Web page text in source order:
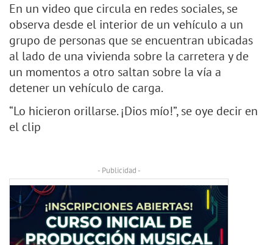
En un video que circula en redes sociales, se
observa desde el interior de un vehículo a un
grupo de personas que se encuentran ubicadas
al lado de una vivienda sobre la carretera y de
un momentos a otro saltan sobre la vía a
detener un vehículo de carga.
“Lo hicieron orillarse. ¡Dios mío!”, se oye decir en
el clip
- Publicidad -